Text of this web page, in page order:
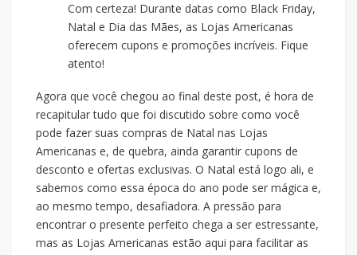
Com certeza! Durante datas como Black Friday,
Natal e Dia das Mães, as Lojas Americanas
oferecem cupons e promoções incríveis. Fique
atento!
Agora que você chegou ao final deste post, é hora de
recapitular tudo que foi discutido sobre como você
pode fazer suas compras de Natal nas Lojas
Americanas e, de quebra, ainda garantir cupons de
desconto e ofertas exclusivas. O Natal está logo ali, e
sabemos como essa época do ano pode ser mágica e,
ao mesmo tempo, desafiadora. A pressão para
encontrar o presente perfeito chega a ser estressante,
mas as Lojas Americanas estão aqui para facilitar as